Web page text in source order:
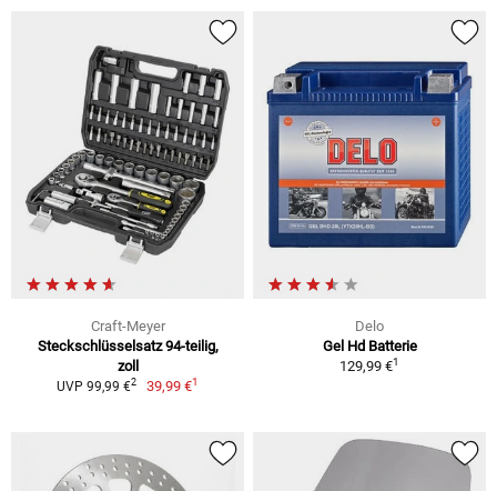
Craft-Meyer
Steckschlüsselsatz 94-teilig,
zoll
UVP 99,99 €2 39,99 €1
Delo
Gel Hd Batterie
129,99 €1